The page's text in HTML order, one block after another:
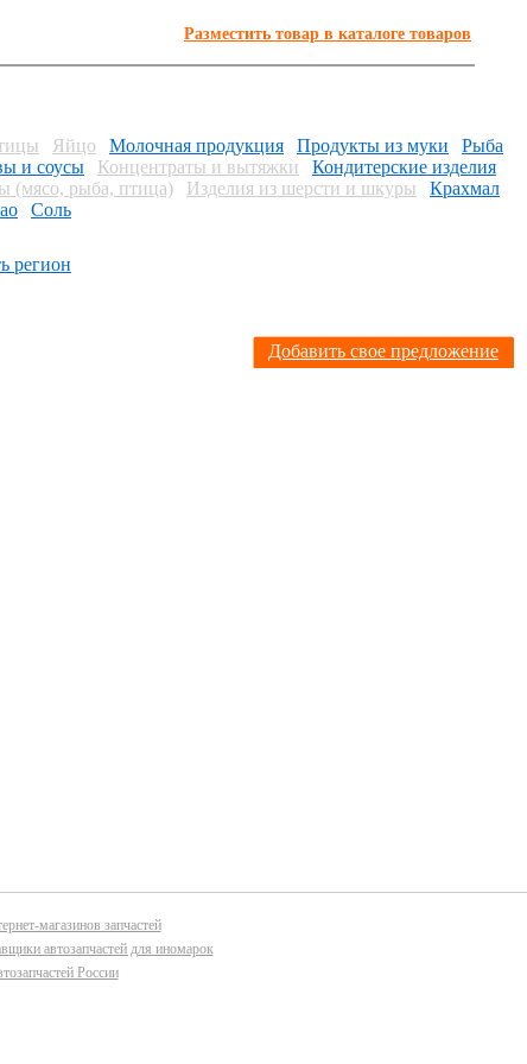
Разместить товар в каталоге товаров
Яйцо Молочная продукция Продукты из муки
Рыба
и соусы Концентраты и вытяжки
Кондитерские изделия
(мясо, рыба, птица) Изделия из шерсти и шкуры
Крахмал
Соль
регион
Добавить свое предложение
магазинов запчастей
автозапчастей для иномарок
России